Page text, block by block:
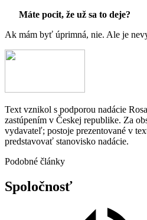
Máte pocit, že už sa to deje?
Ak mám byť úprimná, nie. Ale je
Text vznikol s podporou nadácie
zastúpením v Českej republike. Za
vydavateľ; postoje prezentované v
predstavovať stanovisko nadácie.
Podobné články
Spoločnosť